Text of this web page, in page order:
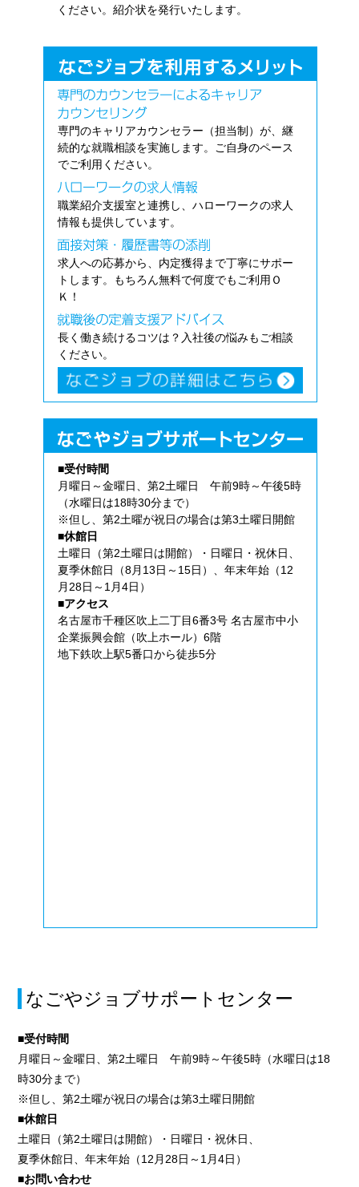
ください。紹介状を発行いたします。
専門のキャリアカウンセラー（担当制）が、継
続的な就職相談を実施します。ご自身のペース
でご利用ください。
職業紹介支援室と連携し、ハローワークの求人
情報も提供しています。
求人への応募から、内定獲得まで丁寧にサポー
トします。もちろん無料で何度でもご利用Ｏ
Ｋ！
長く働き続けるコツは？入社後の悩みもご相談
ください。
■受付時間
月曜日～金曜日、第2土曜日 午前9時～午後5時
（水曜日は18時30分まで）
※但し、第2土曜が祝日の場合は第3土曜日開館
■休館日
土曜日（第2土曜日は開館）・日曜日・祝休日、
夏季休館日（8月13日～15日）、年末年始（12
月28日～1月4日）
■アクセス
名古屋市千種区吹上二丁目6番3号 名古屋市中小
企業振興会館（吹上ホール）6階
地下鉄吹上駅5番口から徒歩5分
なごやジョブサポートセンター
■受付時間
月曜日～金曜日、第2土曜日 午前9時～午後5時（水曜日は18
時30分まで）
※但し、第2土曜が祝日の場合は第3土曜日開館
■休館日
土曜日（第2土曜日は開館）・日曜日・祝休日、
夏季休館日、年末年始（12月28日～1月4日）
■お問い合わせ